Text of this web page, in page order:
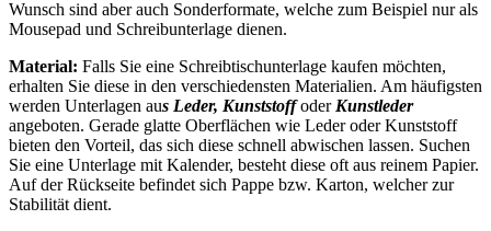
Wunsch sind aber auch Sonderformate, welche zum Beispiel nur als
Mousepad und Schreibunterlage dienen.
Material: Falls Sie eine Schreibtischunterlage kaufen möchten,
erhalten Sie diese in den verschiedensten Materialien. Am häufigsten
werden Unterlagen aus Leder, Kunststoffoder Kunstleder
angeboten. Gerade glatte Oberflächen wie Leder oder Kunststoff
bieten den Vorteil, das sich diese schnell abwischen lassen. Suchen
Sie eine Unterlage mit Kalender, besteht diese oft aus reinem Papier.
Auf der Rückseite befindet sich Pappe bzw. Karton, welcher zur
Stabilität dient.